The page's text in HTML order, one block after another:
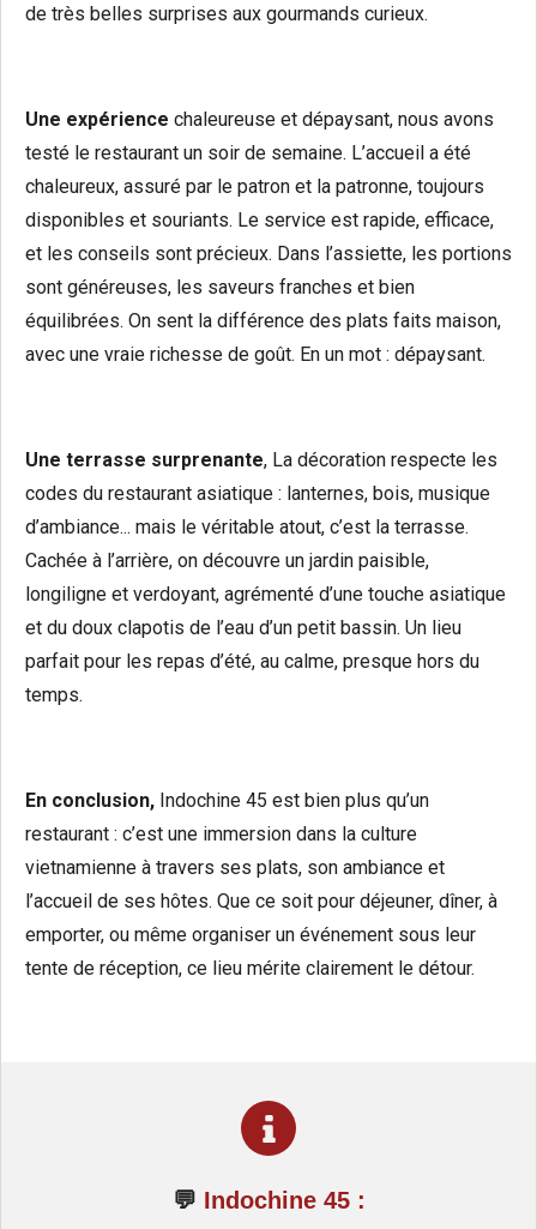
de très belles surprises aux gourmands curieux.
Une expérience chaleureuse et dépaysant, nous avons
testé le restaurant un soir de semaine. L’accueil a été
chaleureux, assuré par le patron et la patronne, toujours
disponibles et souriants. Le service est rapide, efficace,
et les conseils sont précieux. Dans l’assiette, les portions
sont généreuses, les saveurs franches et bien
équilibrées. On sent la différence des plats faits maison,
avec une vraie richesse de goût. En un mot : dépaysant.
Une terrasse surprenante, La décoration respecte les
codes du restaurant asiatique : lanternes, bois, musique
d’ambiance... mais le véritable atout, c’est la terrasse.
Cachée à l’arrière, on découvre un jardin paisible,
longiligne et verdoyant, agrémenté d’une touche asiatique
et du doux clapotis de l’eau d’un petit bassin. Un lieu
parfait pour les repas d’été, au calme, presque hors du
temps.
En conclusion, Indochine 45 est bien plus qu’un
restaurant : c’est une immersion dans la culture
vietnamienne à travers ses plats, son ambiance et
l’accueil de ses hôtes. Que ce soit pour déjeuner, dîner, à
emporter, ou même organiser un événement sous leur
tente de réception, ce lieu mérite clairement le détour.
💬 Indochine 45 :